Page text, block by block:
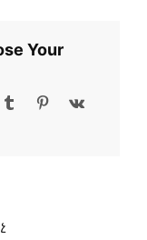
Your
TumblrPinterest